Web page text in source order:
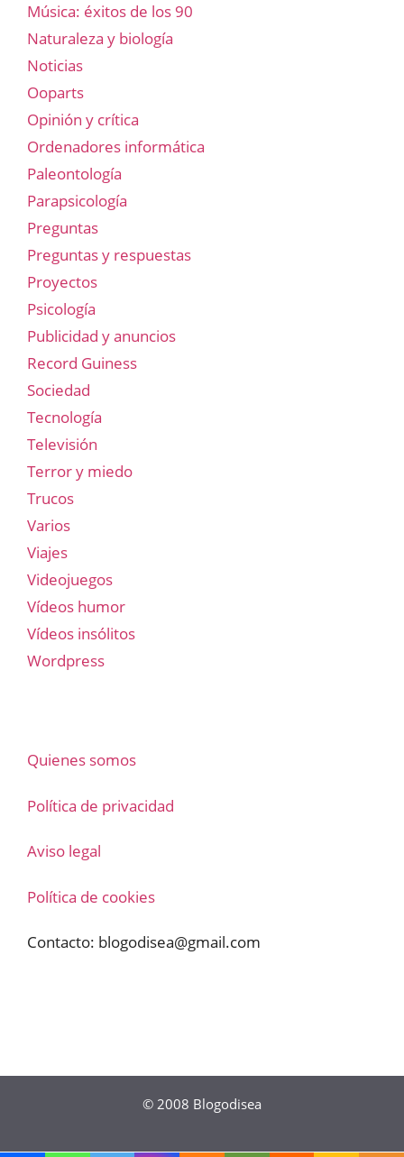
Música: éxitos de los 90
Naturaleza y biología
Noticias
Ooparts
Opinión y crítica
Ordenadores informática
Paleontología
Parapsicología
Preguntas
Preguntas y respuestas
Proyectos
Psicología
Publicidad y anuncios
Record Guiness
Sociedad
Tecnología
Televisión
Terror y miedo
Trucos
Varios
Viajes
Videojuegos
Vídeos humor
Vídeos insólitos
Wordpress
Quienes somos
Política de privacidad
Aviso legal
Política de cookies
Contacto: blogodisea@gmail.com
© 2008 Blogodisea